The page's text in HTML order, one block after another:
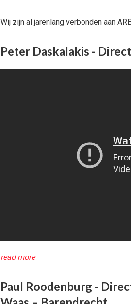
Wij zijn al jarenlang verbonden aan
Peter Daskalakis -
read more
Paul Roodenburg -